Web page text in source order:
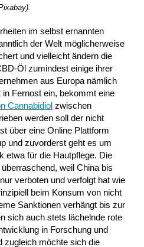
im selbst ernannten
der Welt möglicherweise
und vielleicht ändern die
Öl zumindest einige ihrer
aus Europa nämlich
Fernost ein, bekommt eine
Cannabidiol zwischen
werden soll der nicht
über eine Online Plattform
und zuvorderst geht es um
etwa für die Hautpflege. Die
weil China bis
verboten und verfolgt hat wie
beim Konsum von nicht
Sanktionen verhängt bis zur
sich auch stets lächelnde rote
in Forschung und
zugleich möchte sich die